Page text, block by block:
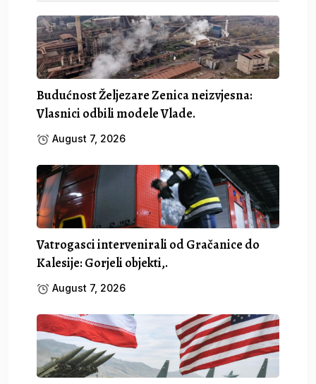
Budućnost Željezare Zenica neizvjesna:
Vlasnici odbili modele Vlade.
August 7, 2026
Vatrogasci intervenirali od Gračanice do
Kalesije: Gorjeli objekti,.
August 7, 2026